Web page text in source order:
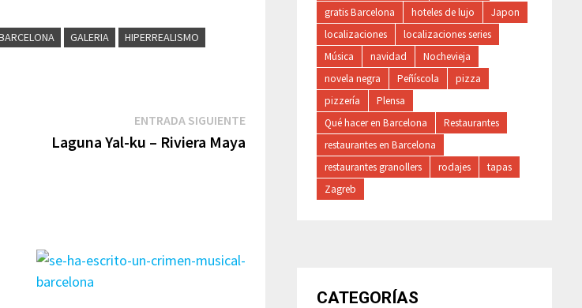
GALERIA
HIPERREALISMO
ENTRADA SIGUIENTEEntrada
Laguna Yal-ku – Riviera Maya
gratis Barcelona
hoteles de lujo
Japon
localizaciones
localizaciones series
Música
navidad
Nochevieja
novela negra
Peñíscola
pizza
pizzería
Plensa
Qué hacer en Barcelona
Restaurantes
restaurantes en Barcelona
restaurantes granollers
rodajes
tapas
Zagreb
CATEGORÍAS